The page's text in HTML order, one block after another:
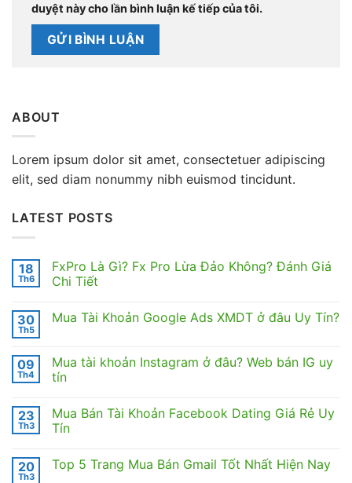
duyệt này cho lần bình luận kế tiếp của tôi.
ABOUT
Lorem ipsum dolor sit amet, consectetuer adipiscing
elit, sed diam nonummy nibh euismod tincidunt.
LATEST POSTS
18
Th6
FxPro Là Gì? Fx Pro Lừa Đảo Không? Đánh Giá
Chi Tiết
bình
Là
Gì?
Fx
Đảo
Không?
Đánh
Tiết
30
Th5
Mua Tài Khoản Google Ads XMDT ở đâu Uy Tín?
luận
ở
Mua
Google
Ads
XMDT
Uy
Tín?
09
Th4
Mua tài khoản Instagram ở đâu? Web bán IG uy
tín
bình
luận
ở
khoản
Instagram
23
Th3
Mua Bán Tài Khoản Facebook Dating Giá Rẻ Uy
Tín
bình
luận
20
Th3
Top 5 Trang Mua Bán Gmail Tốt Nhất Hiện Nay